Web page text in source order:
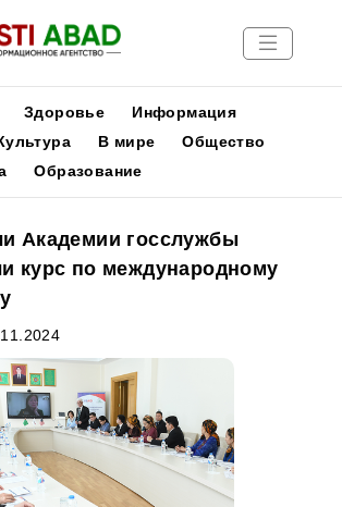
Здоровье
Информация
В мире
Общество
Образование
Академии госслужбы
курс по международному